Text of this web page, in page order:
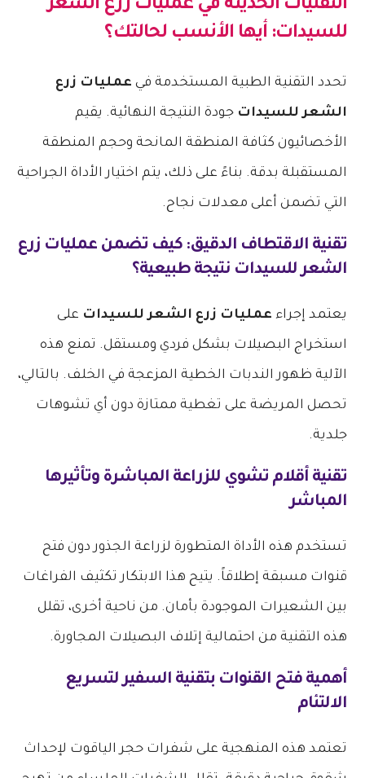
التقنيات الحديثة فيعمليات زرع الشعر
للسيدات: أيها الأنسب لحالتك؟
تحدد التقنية الطبية المستخدمة في عمليات زرع
الشعر للسيدات جودة النتيجة النهائية. يقيم
الأخصائيون كثافة المنطقة المانحة وحجم المنطقة
المستقبلة بدقة. بناءً على ذلك، يتم اختيار الأداة الجراحية
التي تضمن أعلى معدلات نجاح.
تقنية الاقتطاف الدقيق: كيف تضمنعمليات زرع
الشعر للسيدات نتيجة طبيعية؟
يعتمد إجراء عمليات زرع الشعر للسيدات على
استخراج البصيلات بشكل فردي ومستقل. تمنع هذه
الآلية ظهور الندبات الخطية المزعجة في الخلف. بالتالي،
تحصل المريضة على تغطية ممتازة دون أي تشوهات
جلدية.
تقنية أقلام تشوي للزراعة المباشرة وتأثيرها
المباشر
تستخدم هذه الأداة المتطورة لزراعة الجذور دون فتح
قنوات مسبقة إطلاقاً. يتيح هذا الابتكار تكثيف الفراغات
بين الشعيرات الموجودة بأمان. من ناحية أخرى، تقلل
هذه التقنية من احتمالية إتلاف البصيلات المجاورة.
أهمية فتح القنوات بتقنية السفير لتسريع
الالتئام
تعتمد هذه المنهجية على شفرات حجر الياقوت لإحداث